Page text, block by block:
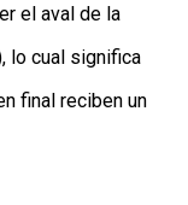
el aval de la
lo cual significa
final reciben un